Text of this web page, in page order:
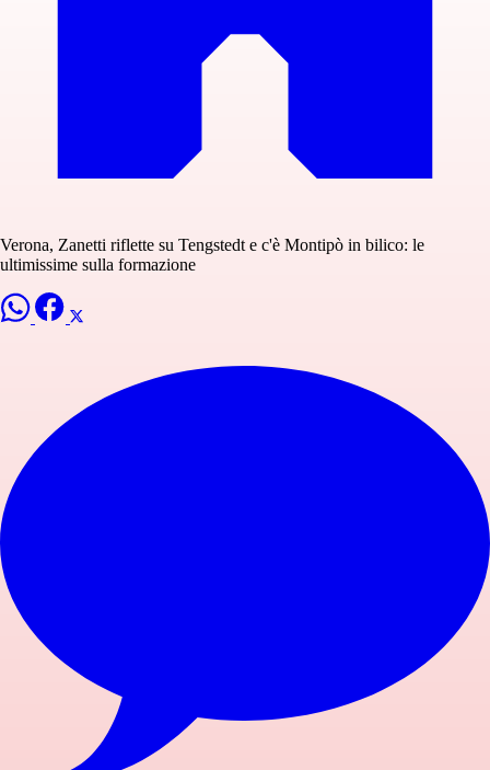
Verona, Zanetti riflette su Tengstedt e c'è Montipò in bilico: le
ultimissime sulla formazione